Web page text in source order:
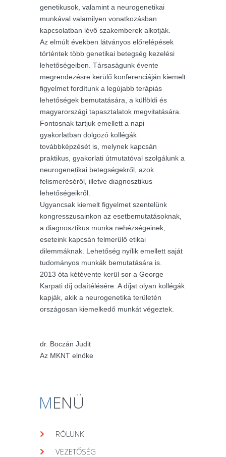
genetikusok, valamint a neurogenetikai
munkával valamilyen vonatkozásban
kapcsolatban lévő szakemberek alkotják.
Az elmúlt években látványos előrelépések
történtek több genetikai betegség kezelési
lehetőségeiben. Társaságunk évente
megrendezésre kerülő konferenciáján kiemelt
figyelmet fordítunk a legújabb terápiás
lehetőségek bemutatására, a külföldi és
magyarországi tapasztalatok megvitatására.
Fontosnak tartjuk emellett a napi
gyakorlatban dolgozó kollégák
továbbképzését is, melynek kapcsán
praktikus, gyakorlati útmutatóval szolgálunk a
neurogenetikai betegségekről, azok
felismeréséről, illetve diagnosztikus
lehetőségeikről.
Ugyancsak kiemelt figyelmet szentelünk
kongresszusainkon az esetbemutatásoknak,
a diagnosztikus munka nehézségeinek,
eseteink kapcsán felmerülő etikai
dilemmáknak. Lehetőség nyílik emellett saját
tudományos munkák bemutatására is.
2013 óta kétévente kerül sor a George
Karpati díj odaítélésére. A díjat olyan kollégák
kapják, akik a neurogenetika területén
országosan kiemelkedő munkát végeztek.
dr. Boczán Judit
Az MKNT elnöke
MENÜ
RÓLUNK
VEZETŐSÉG